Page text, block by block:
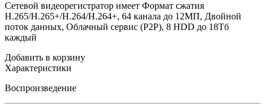
Сетевой видеорегистратор имеет Формат сжатия
H.265/H.265+/H.264/H.264+, 64 канала до 12МП, Двойной
поток данных, Облачный сервис (P2P), 8 HDD до 18Тб
каждый
Добавить в корзину
Характеристики
Воспроизведение